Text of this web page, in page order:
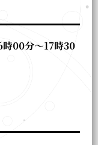
00分～17時30